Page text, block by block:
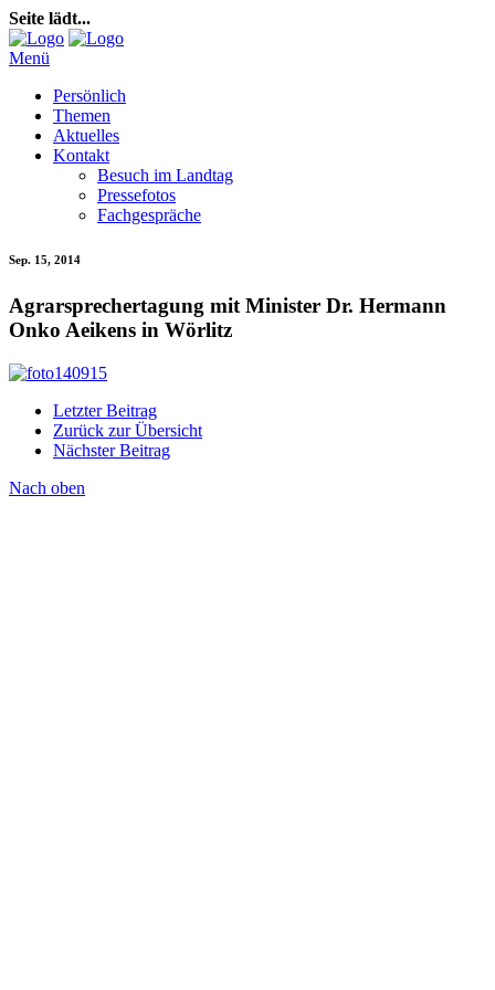
Seite lädt...
Menü
Persönlich
Themen
Aktuelles
Kontakt
Besuch im Landtag
Pressefotos
Fachgespräche
Sep. 15, 2014
Agrarsprechertagung mit Minister Dr. Hermann
Onko Aeikens in Wörlitz
Letzter Beitrag
Zurück zur Übersicht
Nächster Beitrag
Nach oben